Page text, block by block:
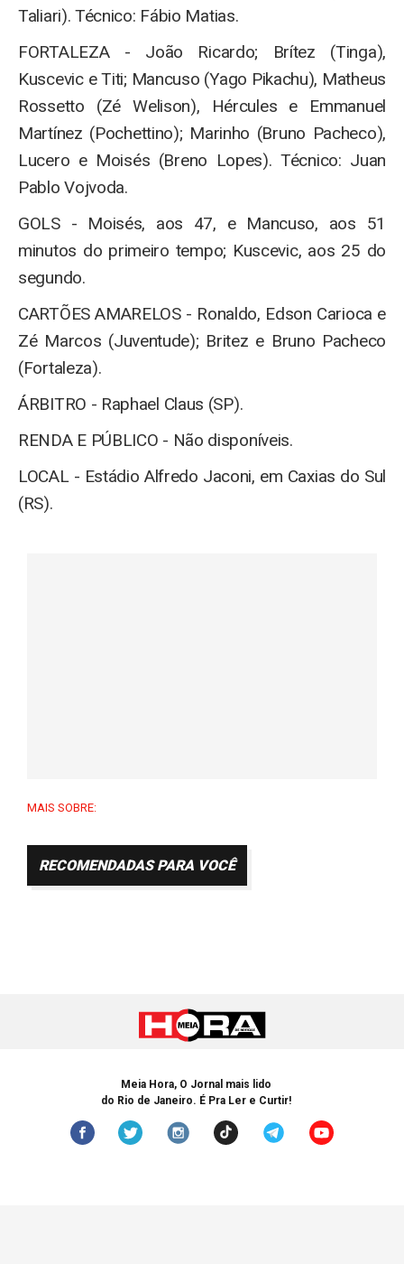
Taliari). Técnico: Fábio Matias.
FORTALEZA - João Ricardo; Brítez (Tinga),
Kuscevic e Titi; Mancuso (Yago Pikachu), Matheus
Rossetto (Zé Welison), Hércules e Emmanuel
Martínez (Pochettino); Marinho (Bruno Pacheco),
Lucero e Moisés (Breno Lopes). Técnico: Juan
Pablo Vojvoda.
GOLS - Moisés, aos 47, e Mancuso, aos 51
minutos do primeiro tempo; Kuscevic, aos 25 do
segundo.
CARTÕES AMARELOS - Ronaldo, Edson Carioca e
Zé Marcos (Juventude); Britez e Bruno Pacheco
(Fortaleza).
ÁRBITRO - Raphael Claus (SP).
RENDA E PÚBLICO - Não disponíveis.
LOCAL - Estádio Alfredo Jaconi, em Caxias do Sul
(RS).
MAIS SOBRE:
RECOMENDADAS PARA VOCÊ
Meia Hora, O Jornal mais lido
do Rio de Janeiro. É Pra Ler e Curtir!